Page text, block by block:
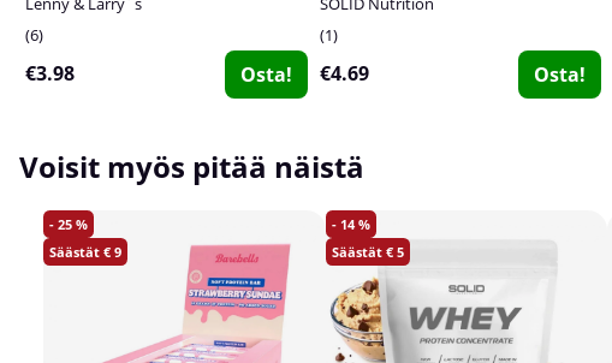
6
€3.98 Osta!
1
€4.69 Osta!
Voisit myös pitää näistä
25
9
14
5